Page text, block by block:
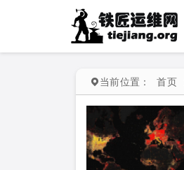
当前位置： 首页